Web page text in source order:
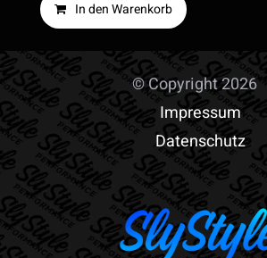
In den Warenkorb
© Copyright 2026
Impressum
Datenschutz